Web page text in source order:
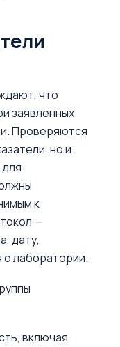
что
заявленных
Проверяются
но и
к
—
дату,
о лаборатории.
включая